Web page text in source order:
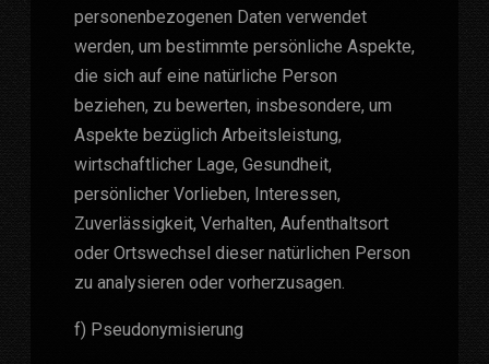
personenbezogenen Daten verwendet
werden, um bestimmte persönliche Aspekte,
die sich auf eine natürliche Person
beziehen, zu bewerten, insbesondere, um
Aspekte bezüglich Arbeitsleistung,
wirtschaftlicher Lage, Gesundheit,
persönlicher Vorlieben, Interessen,
Zuverlässigkeit, Verhalten, Aufenthaltsort
oder Ortswechsel dieser natürlichen Person
zu analysieren oder vorherzusagen.
f) Pseudonymisierung